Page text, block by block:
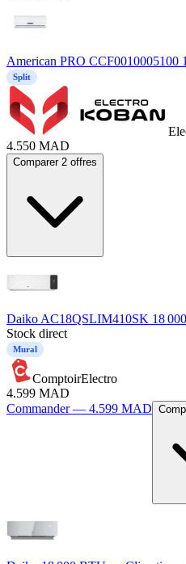
American PRO
Split
4.550 MAD
Comparer 2 offres
Daiko AC18QSLIM410SK 18
Stock direct
Mural
ComptoirElectro
4.599 MAD
Commander — 4.599 MAD